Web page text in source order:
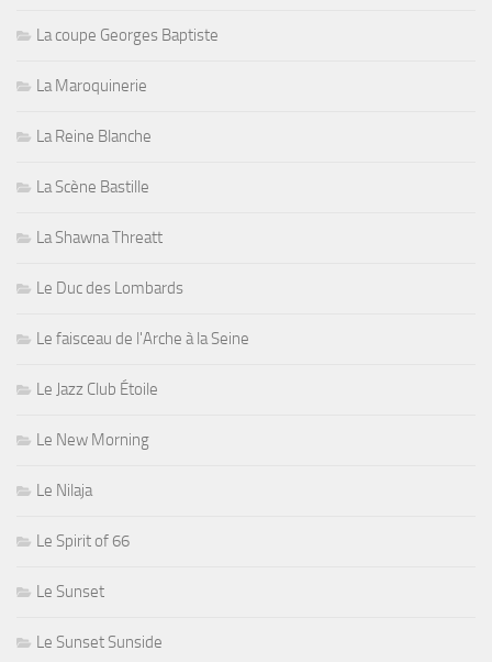
La coupe Georges Baptiste
La Maroquinerie
La Reine Blanche
La Scène Bastille
La Shawna Threatt
Le Duc des Lombards
Le faisceau de l'Arche à la Seine
Le Jazz Club Étoile
Le New Morning
Le Nilaja
Le Spirit of 66
Le Sunset
Le Sunset Sunside